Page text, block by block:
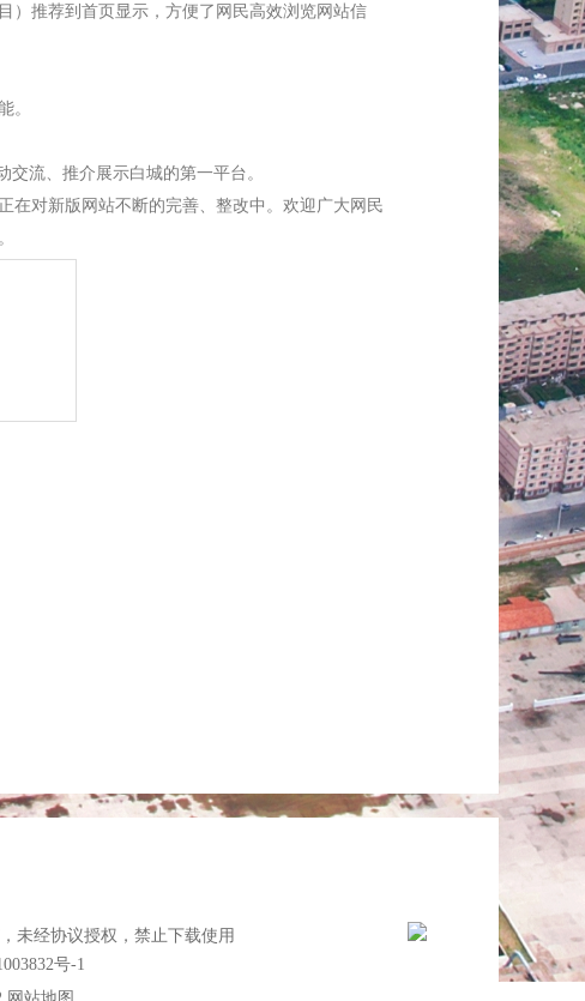
推荐到首页显示，方便了网民高效浏览网站信
。
流、推介展示白城的第一平台。
对新版网站不断的完善、整改中。欢迎广大网民
未经协议授权，禁止下载使用
号-1